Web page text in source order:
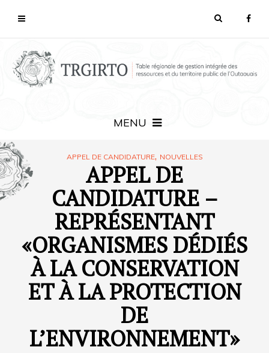
MENU
APPEL DE CANDIDATURE, NOUVELLES
APPEL DE
CANDIDATURE –
REPRÉSENTANT
«ORGANISMES DÉDIÉS
À LA CONSERVATION
ET À LA PROTECTION
DE
L’ENVIRONNEMENT»